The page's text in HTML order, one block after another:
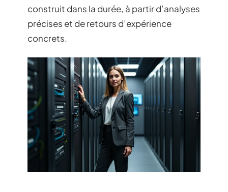
construit dans la durée, à partir d’analyses
précises et de retours d’expérience
concrets.